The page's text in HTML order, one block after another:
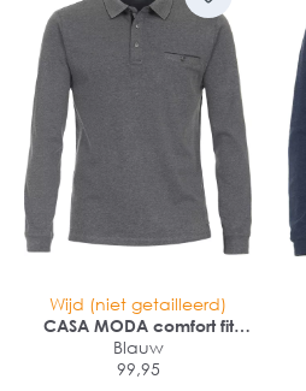
Wijd (niet getailleerd)
CASA MODA comfort fit
polo lange mouw
Blauw
99,95